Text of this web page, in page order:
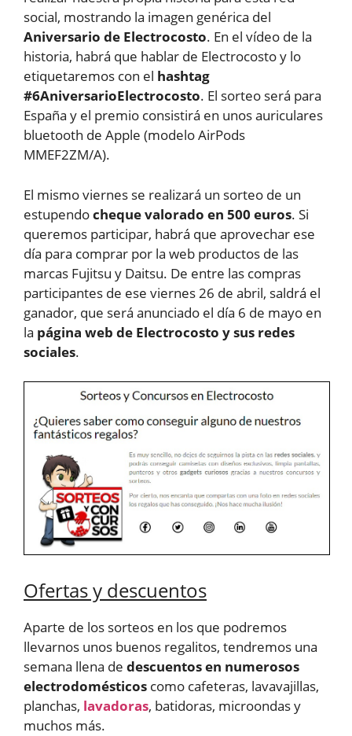
social, mostrando la imagen genérica del
Aniversario de Electrocosto. En el vídeo de la
historia, habrá que hablar de Electrocosto y lo
etiquetaremos con el hashtag
#6AniversarioElectrocosto. El sorteo será para
España y el premio consistirá en unos auriculares
bluetooth de Apple (modelo AirPods
MMEF2ZM/A).
El mismo viernes se realizará un sorteo de un
estupendocheque valorado en 500 euros. Si
queremos participar, habrá que aprovechar ese
día para comprar por la web productos de las
marcas Fujitsu y Daitsu. De entre las compras
participantes de ese viernes 26 de abril, saldrá el
ganador, que será anunciado el día 6 de mayo en
la página web de Electrocosto y sus redes
sociales.
Ofertas y descuentos
Aparte de los sorteos en los que podremos
llevarnos unos buenos regalitos, tendremos una
semana llena de descuentos en numerosos
electrodomésticos como cafeteras, lavavajillas,
planchas, lavadoras, batidoras, microondas y
muchos más.